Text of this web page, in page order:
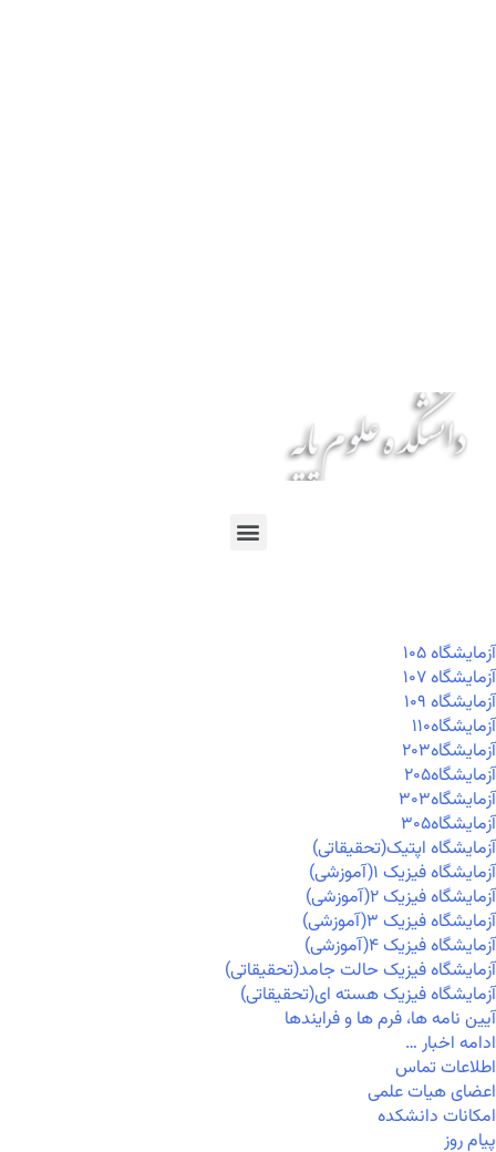
آزمايشگاه ۱۰۵
آزمايشگاه ۱۰۷
آزمايشگاه ۱۰۹
آزمايشگاه۱۱۰
آزمايشگاه۲۰۳
آزمايشگاه۲۰۵
آزمايشگاه۳۰۳
آزمايشگاه۳۰۵
آزمایشگاه اپتیک(تحقیقاتی)
آزمایشگاه فیزیک ۱(آموزشی)
آزمایشگاه فیزیک ۲(آموزشی)
آزمایشگاه فیزیک ۳(آموزشی)
آزمایشگاه فیزیک ۴(آموزشی)
آزمایشگاه فیزیک حالت جامد(تحقیقاتی)
آزمایشگاه فیزیک هسته ای(تحقیقاتی)
آیین نامه ها، فرم ها و فرایندها
ادامه اخبار …
اطلاعات تماس
اعضای هیات علمی
امکانات دانشکده
پیام روز